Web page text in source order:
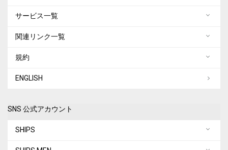
サービス一覧
関連リンク一覧
規約
ENGLISH
SNS 公式アカウント
SHIPS